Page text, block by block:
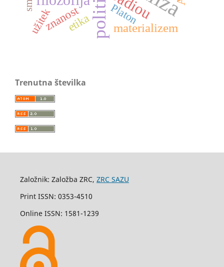
materializem
znanost
etika Platon
užitek
Trenutna številka
Založnik: Založba ZRC, ZRC SAZU
Print ISSN: 0353-4510
Online ISSN: 1581-1239